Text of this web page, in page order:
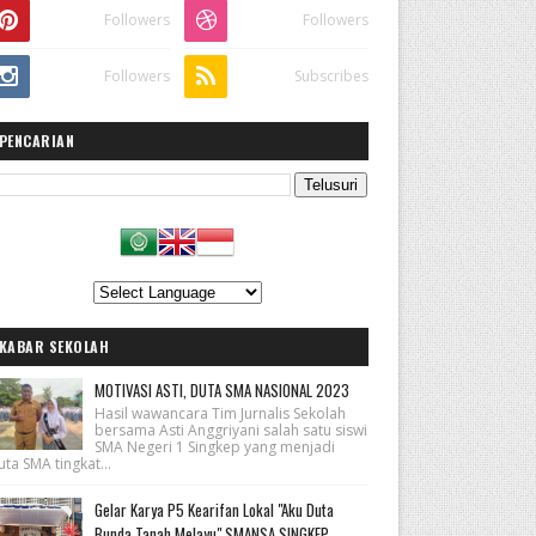
Followers Followers
Followers Subscribes
SEKOLAH
MOTIVASI ASTI, DUTA SMA NASIONAL 2023
Hasil wawancara Tim Jurnalis Sekolah
bersama Asti Anggriyani salah satu siswi
SMA Negeri 1 Singkep yang menjadi
SMA tingkat...
Gelar Karya P5 Kearifan Lokal "Aku Duta